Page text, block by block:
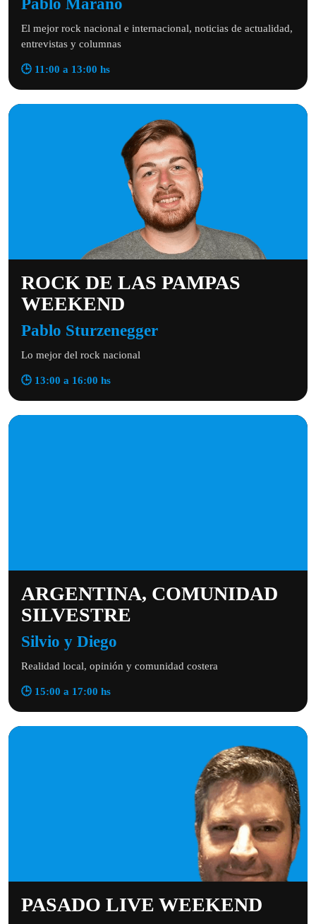
Pablo Marano
El mejor rock nacional e internacional, noticias de actualidad,
entrevistas y columnas
🕒 11:00 a 13:00 hs
ROCK DE LAS PAMPAS
WEEKEND
Pablo Sturzenegger
Lo mejor del rock nacional
🕒 13:00 a 16:00 hs
ARGENTINA, COMUNIDAD
SILVESTRE
Silvio y Diego
Realidad local, opinión y comunidad costera
🕒 15:00 a 17:00 hs
PASADO LIVE WEEKEND